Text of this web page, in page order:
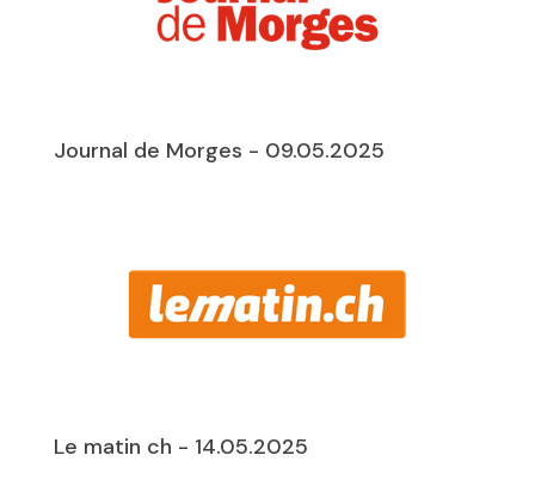
Journal de Morges - 09.05.2025
Le matin ch - 14.05.2025